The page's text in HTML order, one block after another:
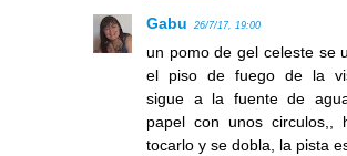
Gabu 26/7/17, 19:00
un pomo de gel celeste se
el piso de fuego de la
sigue a la fuente de
papel con unos circulos,,
tocarlo y se dobla, la pista